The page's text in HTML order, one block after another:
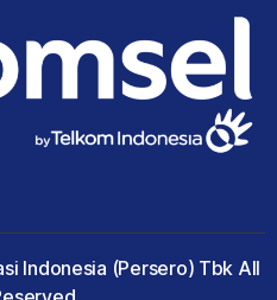
Indonesia (Persero) Tbk All